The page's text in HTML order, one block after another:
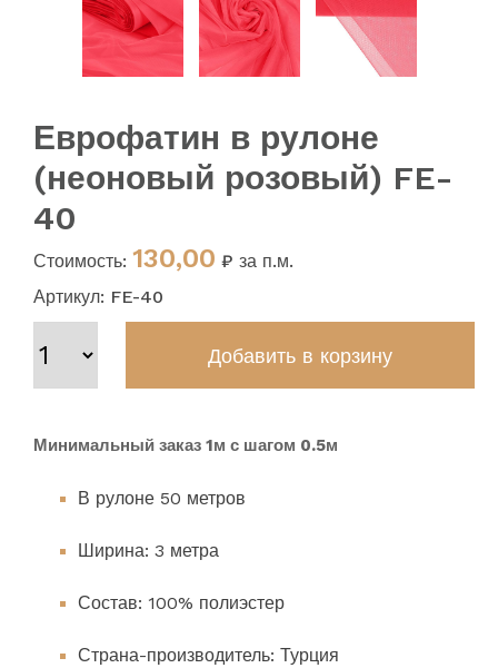
Еврофатин в рулоне
(неоновый розовый) FE-
40
Стоимость: 130,00 ₽ за п.м.
Артикул: FE-40
Минимальный заказ 1м с шагом 0.5м
В рулоне 50 метров
Ширина: 3 метра
Состав: 100% полиэстер
Страна-производитель: Турция